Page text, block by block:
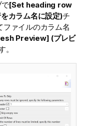
で[Set heading row
カラム名に設定)チ
ファイルのカラム名
Preview] (プレビ